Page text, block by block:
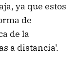
ya que estos
de
de la
a distancia'.